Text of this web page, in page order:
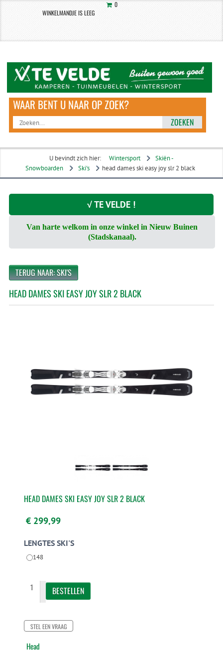
0
WINKELMANDJE IS LEEG
ZOEKEN
U bevindt zich hier: Wintersport
Skiën -
Snowboarden
Ski's head dames ski easy joy slr 2 black
√ TE VELDE !
Van harte welkom in onze winkel in Nieuw Buinen
(Stadskanaal).
TERUG NAAR: SKI'S
HEAD DAMES SKI EASY JOY SLR 2 BLACK
HEAD DAMES SKI EASY JOY SLR 2 BLACK
€ 299,99
LENGTES SKI'S
148
STEL EEN VRAAG
Head